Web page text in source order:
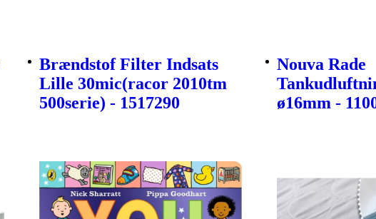
Brændstof Filter Indsats
Lille 30mic(racor 2010tm
500serie) - 1517290
Nouva Rade
ø16mm -